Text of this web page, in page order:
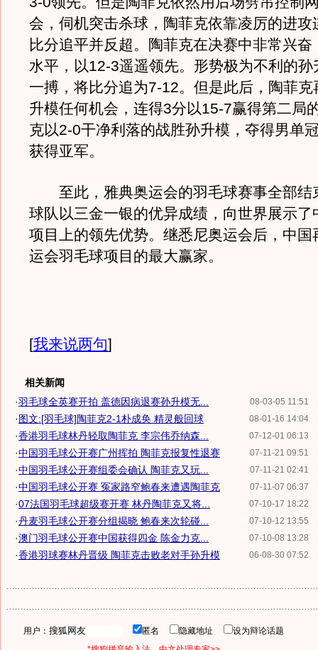
会，伺机突击杀球，陶菲克依靠凌厉的进攻
比分追平并反超。陶菲克在决赛中非常兴奋
水平，以12-3遥遥领先。形势极为不利的孙
一搏，将比分追为7-12。但是此后，陶菲克
升模任何机会，连得3分以15-7赢得第二局
克以2-0干净利落的战胜孙升模，夺得男单
获得亚军。
至此，雅典奥运会的羽毛球赛事全部结
球队以三金一银的优异成绩，向世界展示了
项目上的领先优势。继悉尼奥运会后，中国
运会羽毛球项目的最大赢家。
[我来说两句]
相关新闻
08-03-05 11:51
·羽毛球全英赛开拍 盖德因病退赛孙升模无...
08-01-16 14:04
·图文:[羽毛球]陶菲克2-1朴成奂 精灵般回球
07-12-01 06:13
·香港羽毛球林丹轻取陶菲克 李宗伟乔纳森...
07-11-21 09:51
·中国羽毛球公开赛广州挥拍 陶菲克报复性退赛
07-11-21 02:41
·中国羽毛球公开赛组委会确认 陶菲克又玩...
07-11-07 06:37
·中国羽毛球公开赛 冤家路窄鲍春来遭遇陶菲克
07-10-17 18:22
·07法国羽毛球超级赛开赛 林丹陶菲克又将...
07-10-12 13:55
·丹麦羽毛球公开赛分组揭晓 鲍春来次轮碰...
07-10-08 13:28
·澳门羽毛球公开赛中国获得四金 陈金力克...
06-08-30 07:52
·香港羽球赛林丹晋级 陶菲克击败老对手孙升模
用户： 匿名 隐藏地址
设为辩论话题